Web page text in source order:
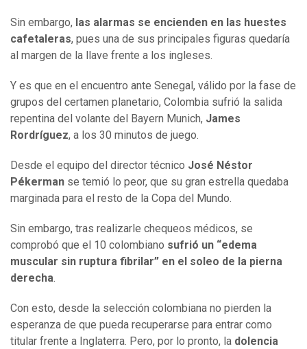
Sin embargo, las alarmas se encienden en las huestes
cafetaleras, pues una de sus principales figuras quedaría
al margen de la llave frente a los ingleses.
Y es que en el encuentro ante Senegal, válido por la fase de
grupos del certamen planetario, Colombia sufrió la salida
repentina del volante del Bayern Munich, James
Rordríguez, a los 30 minutos de juego.
Desde el equipo del director técnico José Néstor
Pékerman se temió lo peor, que su gran estrella quedaba
marginada para el resto de la Copa del Mundo.
Sin embargo, tras realizarle chequeos médicos, se
comprobó que el 10 colombiano sufrió un “edema
muscular sin ruptura fibrilar” en el soleo de la pierna
derecha.
Con esto, desde la selección colombiana no pierden la
esperanza de que pueda recuperarse para entrar como
titular frente a Inglaterra. Pero, por lo pronto, la dolencia